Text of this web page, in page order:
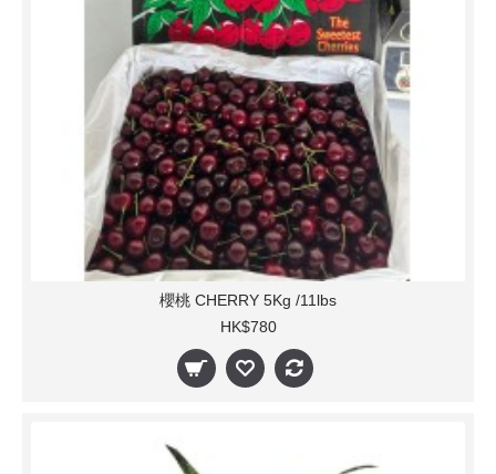
櫻桃 CHERRY 5Kg /11lbs
HK$780